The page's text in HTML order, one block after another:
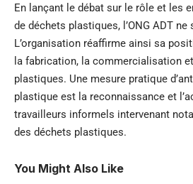
En lançant le débat sur le rôle et les
de déchets plastiques, l’ONG ADT ne
L’organisation réaffirme ainsi sa
la fabrication, la commercialisation
plastiques. Une mesure pratique
plastique est la reconnaissance et
travailleurs informels intervenant
des déchets plastiques.
You Might Also Like